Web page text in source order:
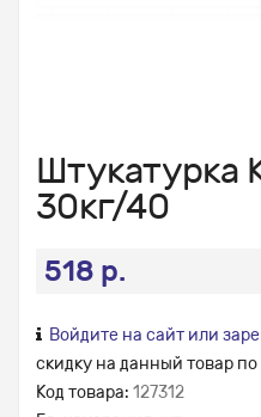
Штукатурка
30кг/40
518 р.
Войдите на сайт или
скидку на данный товар
Код товара: 127312